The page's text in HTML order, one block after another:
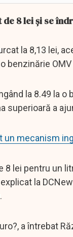
8 lei și se
la 8,13 lei,
la 8.49 la
superioară a
un mecanism
lei pentru un
la
a întrebat